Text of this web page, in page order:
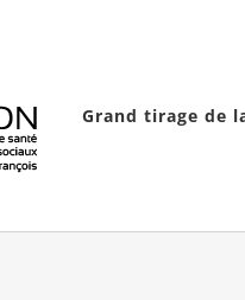
Grand tirage de